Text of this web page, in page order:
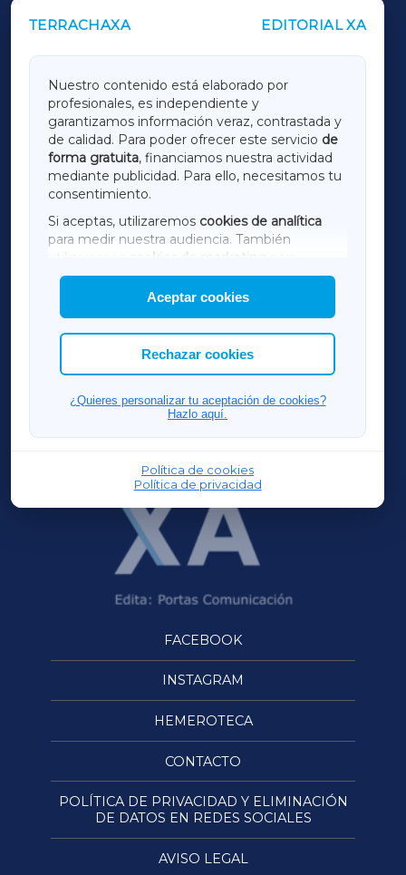
TERRACHAXA EDITORIAL XA
Nuestro contenido está elaborado por
profesionales, es independiente y
garantizamos información veraz, contrastada y
de calidad. Para poder ofrecer este servicio de
forma gratuita, financiamos nuestra actividad
mediante publicidad. Para ello, necesitamos tu
consentimiento.
Si aceptas, utilizaremos cookies de analítica
para medir nuestra audiencia. También
utilizaremos
cookies de marketing
mostrar publicidad de terceros.
Asimismo, puedes personalizar la elección de
las cookies que deseas permitir.
Aceptar cookies
Rechazar cookies
¿Quieres personalizar tu aceptación de cookies?
Hazlo aquí.
Política de cookies
Política de privacidad
OUTROS PERIÓDICOS
LUGOXA
TERRACHAXA
AMARIÑAXA
RIBEIRASACRAXA
ACORUÑAXA
FERROLXA
OURENSEXA
FACEBOOK
INSTAGRAM
HEMEROTECA
CONTACTO
POLÍTICA DE PRIVACIDAD Y ELIMINACIÓN
DE DATOS EN REDES SOCIALES
AVISO LEGAL